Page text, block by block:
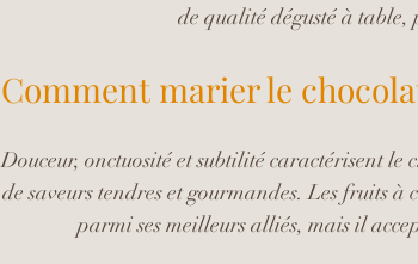
de qualité dégusté à table,
Comment marier le
Douceur, onctuosité et subtilité caractérisent
de saveurs tendres et gourmandes. Les fruits
parmi ses meilleurs alliés, mais il